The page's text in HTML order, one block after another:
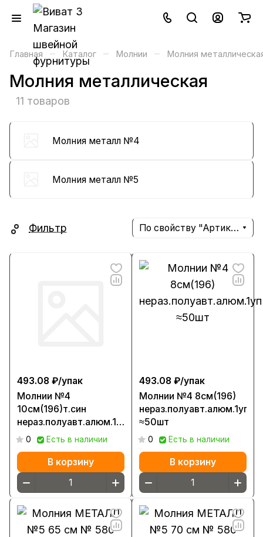
Главная – Каталог – Молнии – Молния
Молния металлическая
11 товаров
Молния металл №4
Молния металл №5
Фильтр По свойству "Артикул" (убывание)
493.08 ₽/упак
Молнии №4
10см(196)т.син
нераз.полуавт.алюм.1уп
≈50шт
0 Есть в наличии
В корзину
493.08 ₽/упак
Молнии №4 8см(196)
нераз.полуавт.алюм.1уп
≈50шт
0 Есть в наличии
В корзину